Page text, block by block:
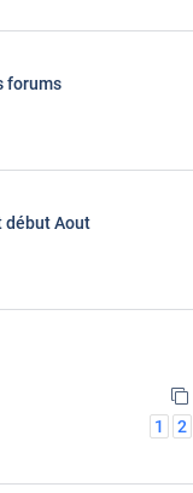
forums
début Aout
1 2